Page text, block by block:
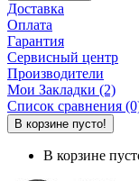
Доставка
Оплата
Гарантия
Сервисный центр
Производители
Мои Закладки (2)
Список сравнения
В корзине пусто!
В корзине